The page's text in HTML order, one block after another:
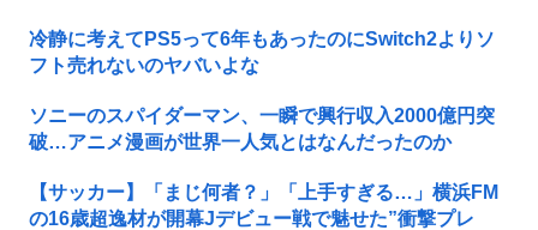
冷静に考えてPS5って6年もあったのにSwitch2よりソ
フト売れないのヤバいよな
ソニーのスパイダーマン、一瞬で興行収入2000億円突
破…アニメ漫画が世界一人気とはなんだったのか
【サッカー】「まじ何者？」「上手すぎる…」横浜FM
の16歳超逸材が開幕Jデビュー戦で魅せた”衝撃プレ